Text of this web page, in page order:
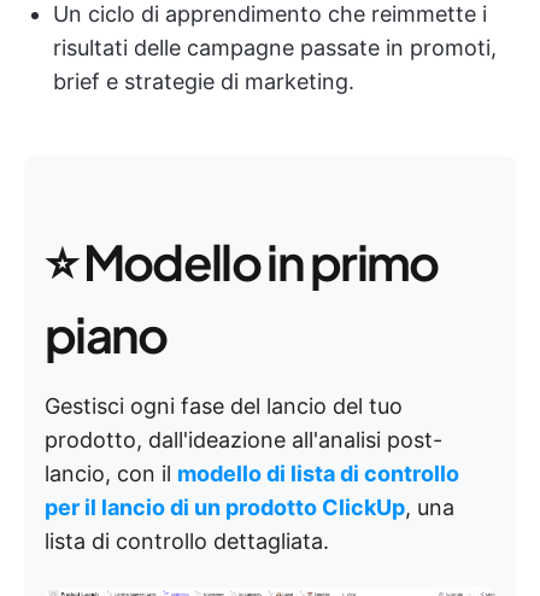
Un ciclo di apprendimento che reimmette i
risultati delle campagne passate in promoti,
brief e strategie di marketing.
⭐Modello in primo
piano
Gestisci ogni fase del lancio del tuo
prodotto, dall'ideazione all'analisi post-
lancio, con il modello di lista di controllo
per il lancio di un prodotto ClickUp, una
lista di controllo dettagliata.